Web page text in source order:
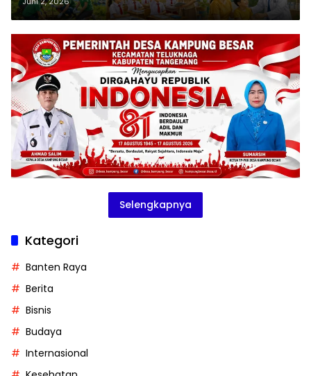
Kecamatan
Selengkapnya
Kategori
Banten Raya
Berita
Bisnis
Budaya
Internasional